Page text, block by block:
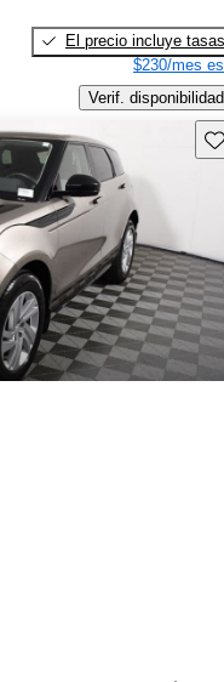
El precio incluye tasas
$230/mes
Verif. disponibilidad